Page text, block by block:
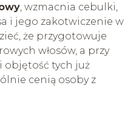
, wzmacnia cebulki,
i jego zakotwiczenie w
że przygotowuje
włosów, a przy
objętość tych już
cenią osoby z